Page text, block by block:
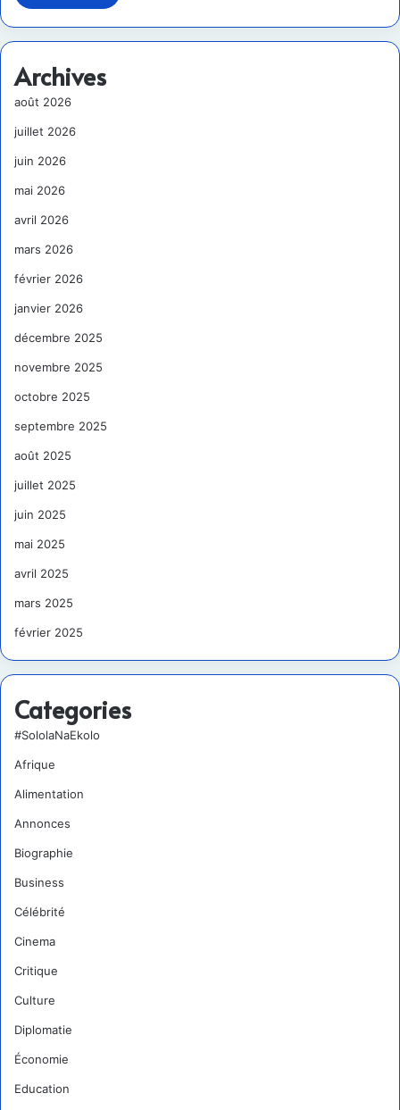
Archives
août 2026
juillet 2026
juin 2026
mai 2026
avril 2026
mars 2026
février 2026
janvier 2026
décembre 2025
novembre 2025
octobre 2025
septembre 2025
août 2025
juillet 2025
juin 2025
mai 2025
avril 2025
mars 2025
février 2025
Categories
#SololaNaEkolo
Afrique
Alimentation
Annonces
Biographie
Business
Célébrité
Cinema
Critique
Culture
Diplomatie
Économie
Education